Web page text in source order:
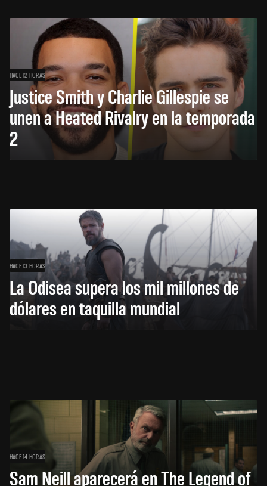
HACE 12 HORAS
Justice Smith y Charlie Gillespie se
unen a Heated Rivalry en la temporada
2
HACE 13 HORAS
La Odisea supera los mil millones de
dólares en taquilla mundial
HACE 14 HORAS
Sam Neill aparecerá en The Legend of